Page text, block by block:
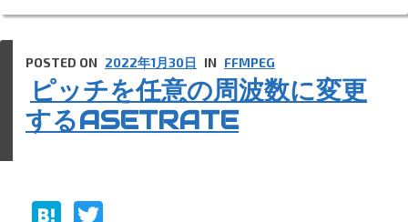
ピッチを任意の周波数に変更
するASETRATE
POSTED ON 2022年1月30日 IN FFMPEG